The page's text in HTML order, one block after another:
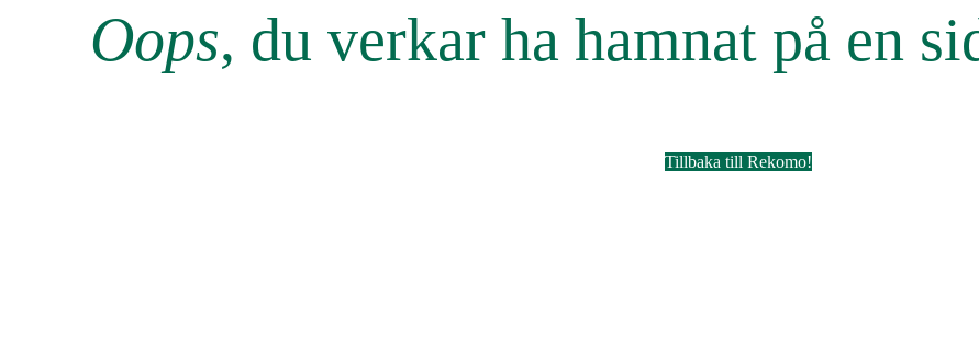
Oops, du verkar ha hamnat på en
Tillbaka till Rekomo!